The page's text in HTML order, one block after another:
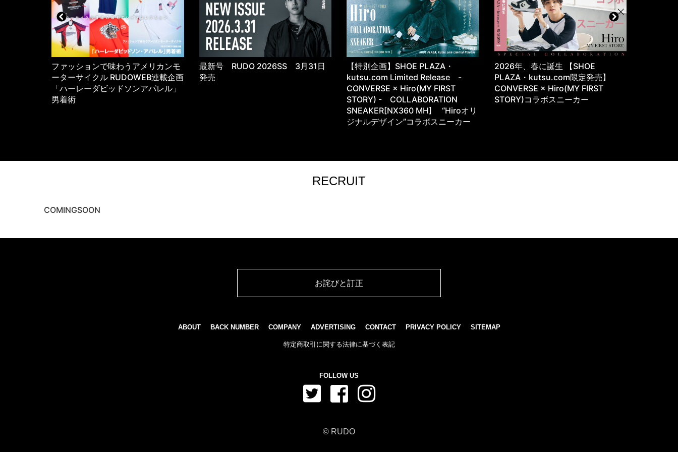
ファッションで味わうアメリカンモ
ーターサイクル RUDOWEB連載企画
「ハーレーダビッドソンアパレル」
男着術
最新号 RUDO 2026SS 3月31日
発売
【特別企画】SHOE PLAZA・
kutsu.com Limited Release -
CONVERSE × Hiro(MY FIRST
STORY) - COLLABORATION
SNEAKER[NX360 MH] “Hiroオリ
ジナルデザイン”コラボスニーカー
2026年、春に誕生 【SHOE
PLAZA・kutsu.com限定発売】
CONVERSE × Hiro(MY FIRST
STORY)コラボスニーカー
RECRUIT
COMINGSOON
お詫びと訂正
ABOUT BACK NUMBER COMPANY ADVERTISING CONTACT PRIVACY POLICY SITEMAP
特定商取引に関する法律に基づく表記
FOLLOW US
© RUDO